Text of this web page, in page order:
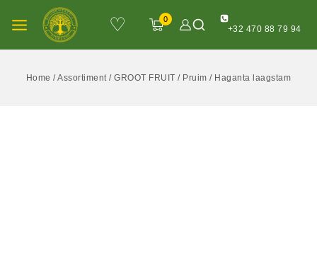
♡ 0
+32 470 88 79 94
Home /Assortiment / GROOT FRUIT / Pruim / Haganta laagstam